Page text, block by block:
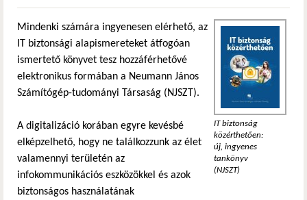
IT biztonság
közérthetően:
új, ingyenes
tankönyv
(NJSZT)
Mindenki számára ingyenesen elérhető, az
IT biztonsági alapismereteket átfogóan
ismertető könyvet tesz hozzáférhetővé
elektronikus formában a Neumann János
Számítógép-tudományi Társaság (NJSZT).
A digitalizáció korában egyre kevésbé
elképzelhető, hogy ne találkozzunk az élet
valamennyi területén az
infokommunikációs eszközökkel és azok
biztonságos használatának